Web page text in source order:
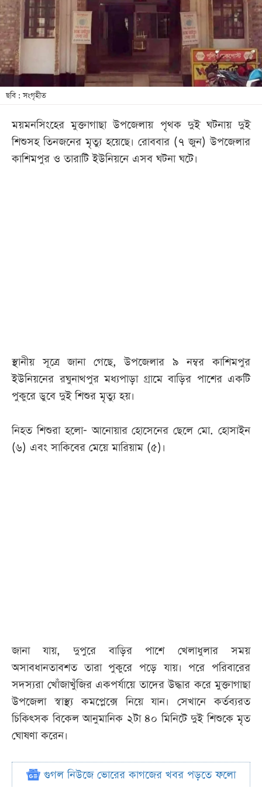
খেলা
বিনোদন
লাইফ
স্টাইল
শিক্ষা
সব
বিভাগ
পেপার
ছবি : সংগৃহীত
ময়মনসিংহের মুক্তাগাছা উপজেলায় পৃথক দুই ঘটনায় দুই
শিশুসহ তিনজনের মৃত্যু হয়েছে। রোববার (৭ জুন) উপজেলার
কাশিমপুর ও তারাটি ইউনিয়নে এসব ঘটনা ঘটে।
স্থানীয় সূত্রে জানা গেছে, উপজেলার ৯ নম্বর কাশিমপুর
ইউনিয়নের রঘুনাথপুর মধ্যপাড়া গ্রামে বাড়ির পাশের একটি
পুকুরে ডুবে দুই শিশুর মৃত্যু হয়।
নিহত শিশুরা হলো- আনোয়ার হোসেনের ছেলে মো. হোসাইন
(৬) এবং সাকিবের মেয়ে মারিয়াম (৫)।
জানা যায়, দুপুরে বাড়ির পাশে খেলাধুলার সময়
অসাবধানতাবশত তারা পুকুরে পড়ে যায়। পরে পরিবারের
সদস্যরা খোঁজাখুঁজির একপর্যায়ে তাদের উদ্ধার করে মুক্তাগাছা
উপজেলা স্বাস্থ্য কমপ্লেক্সে নিয়ে যান। সেখানে কর্তব্যরত
চিকিৎসক বিকেল আনুমানিক ২টা ৪০ মিনিটে দুই শিশুকে মৃত
ঘোষণা করেন।
গুগল নিউজে ভোরের কাগজের খবর পড়তে ফলো